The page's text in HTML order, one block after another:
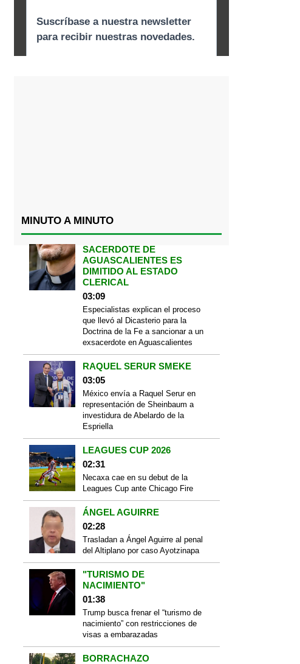
MINUTO A MINUTO
SACERDOTE DE
AGUASCALIENTES ES
DIMITIDO AL ESTADO
CLERICAL
03:09
Especialistas explican el proceso
que llevó al Dicasterio para la
Doctrina de la Fe a sancionar a un
exsacerdote en Aguascalientes
RAQUEL SERUR SMEKE
03:05
México envía a Raquel Serur en
representación de Sheinbaum a
investidura de Abelardo de la
Espriella
LEAGUES CUP 2026
02:31
Necaxa cae en su debut de la
Leagues Cup ante Chicago Fire
ÁNGEL AGUIRRE
02:28
Trasladan a Ángel Aguirre al penal
del Altiplano por caso Ayotzinapa
"TURISMO DE
NACIMIENTO"
01:38
Trump busca frenar el “turismo de
nacimiento” con restricciones de
visas a embarazadas
BORRACHAZO